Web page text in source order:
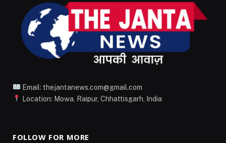
Email: thejantanews.com@gmail.com
Location: Mowa, Raipur, Chhattisgarh, India
FOLLOW FOR MORE